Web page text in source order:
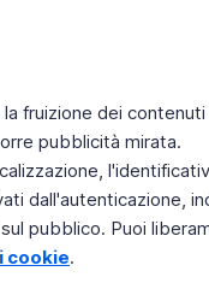
fruizione dei
pubblicità mirata.
dall'autenticazione,
pubblico. Puoi
cookie.